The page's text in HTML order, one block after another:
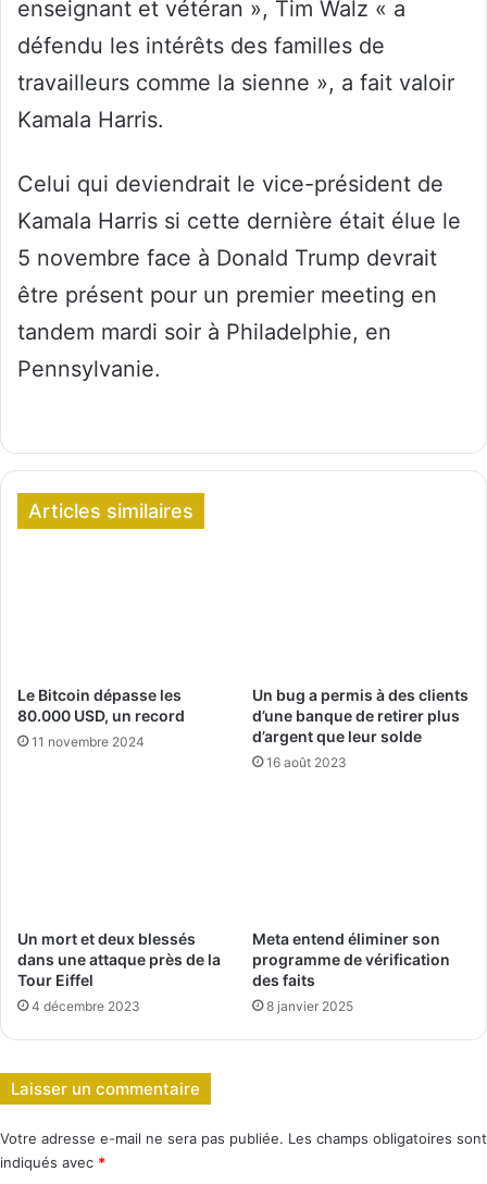
enseignant et vétéran », Tim Walz « a
défendu les intérêts des familles de
travailleurs comme la sienne », a fait valoir
Kamala Harris.
Celui qui deviendrait le vice-président de
Kamala Harris si cette dernière était élue le
5 novembre face à Donald Trump devrait
être présent pour un premier meeting en
tandem mardi soir à Philadelphie, en
Pennsylvanie.
Articles similaires
Le Bitcoin dépasse les
80.000 USD, un record
11 novembre 2024
Un bug a permis à des clients
d’une banque de retirer plus
d’argent que leur solde
16 août 2023
Un mort et deux blessés
dans une attaque près de la
Tour Eiffel
4 décembre 2023
Meta entend éliminer son
programme de vérification
des faits
8 janvier 2025
Laisser un commentaire
Votre adresse e-mail ne sera pas publiée. Les champs obligatoires sont
indiqués avec *